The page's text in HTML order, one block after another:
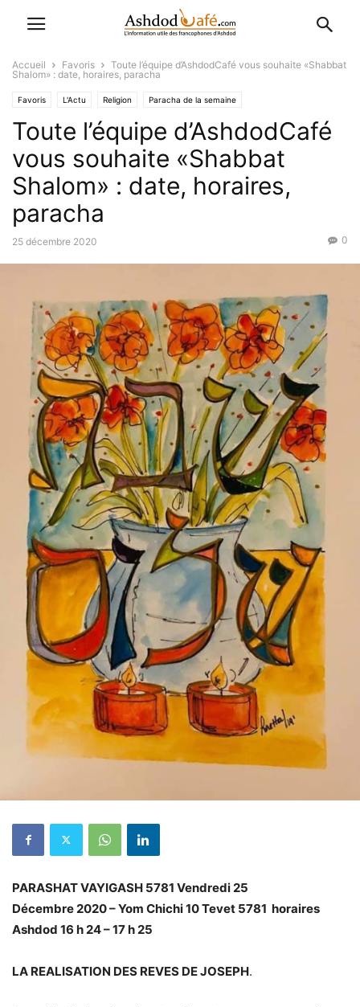
Accueil Favoris
Toute l’équipe d’AshdodCafé vous souhaite «Shabbat
Shalom» : date, horaires, paracha
Favoris L'Actu Religion Paracha de la semaine
Toute l’équipe d’AshdodCafé
vous souhaite «Shabbat
Shalom» : date, horaires,
paracha
25 décembre 2020 0
PARASHAT VAYIGASH 5781 Vendredi 25
Décembre 2020– Yom Chichi 10 Tevet 5781 horaires
Ashdod 16 h 24 – 17 h 25
LA REALISATION DES REVES DE JOSEPH.